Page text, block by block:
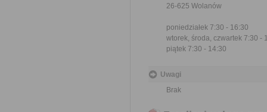
26-625 Wolanów
poniedziałek 7:30 - 16:30
wtorek, środa, czwartek 7:30 -
piątek 7:30 - 14:30
Uwagi
Brak